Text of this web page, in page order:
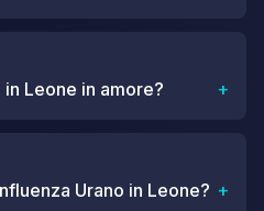
Leone in amore? +
Urano in Leone? +